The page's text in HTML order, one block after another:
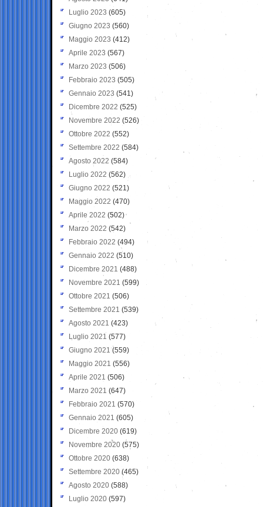
Luglio 2023 (605)
Giugno 2023 (560)
Maggio 2023 (412)
Aprile 2023 (567)
Marzo 2023 (506)
Febbraio 2023 (505)
Gennaio 2023 (541)
Dicembre 2022 (525)
Novembre 2022 (526)
Ottobre 2022 (552)
Settembre 2022 (584)
Agosto 2022 (584)
Luglio 2022 (562)
Giugno 2022 (521)
Maggio 2022 (470)
Aprile 2022 (502)
Marzo 2022 (542)
Febbraio 2022 (494)
Gennaio 2022 (510)
Dicembre 2021 (488)
Novembre 2021 (599)
Ottobre 2021 (506)
Settembre 2021 (539)
Agosto 2021 (423)
Luglio 2021 (577)
Giugno 2021(559)
Maggio 2021 (556)
Aprile 2021 (506)
Marzo 2021 (647)
Febbraio 2021 (570)
Gennaio 2021 (605)
Dicembre 2020 (619)
Novembre 2020 (575)
Ottobre 2020 (638)
Settembre 2020(465)
Agosto 2020 (588)
Luglio 2020 (597)